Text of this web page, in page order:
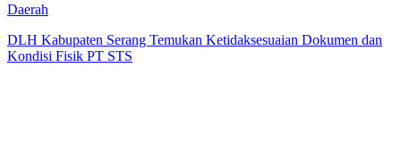
Daerah
DLH Kabupaten Serang Temukan Ketidaksesuaian Dokumen dan
Kondisi Fisik PT STS